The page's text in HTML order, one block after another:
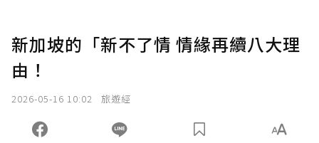
新加坡的「新不了情 情緣再續八大理
由！
2026-05-16 10:02 旅遊經